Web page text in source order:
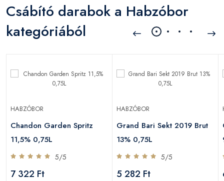
Csábító darabok a Habzóbor
kategóriából
HABZÓBOR
Chandon Garden Spritz
11,5% 0,75L
5/5
7 322 Ft
HABZÓBOR
Grand Bari Sekt 2019 Brut
13% 0,75L
5/5
5 282 Ft